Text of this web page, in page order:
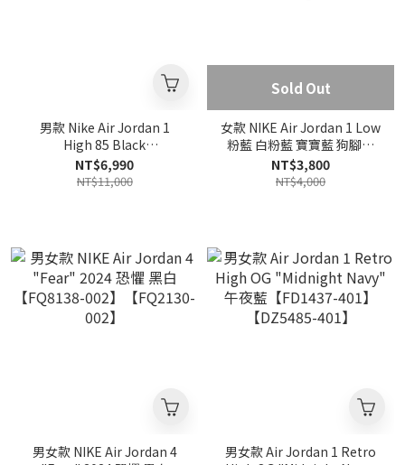
男款 Nike Air Jordan 1
High 85 Black
White【BQ4422-001】
NT$6,990
NT$11,000
Sold Out
女款 NIKE Air Jordan 1 Low
粉藍 白粉藍 寶寶藍 狗腳掌
貓腳掌【HM3706-141】
NT$3,800
NT$4,000
男女款 NIKE Air Jordan 4
男女款 Air Jordan 1 Retro